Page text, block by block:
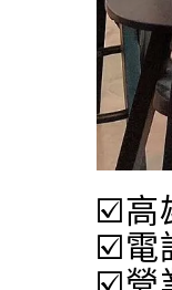
☑️高
☑️電